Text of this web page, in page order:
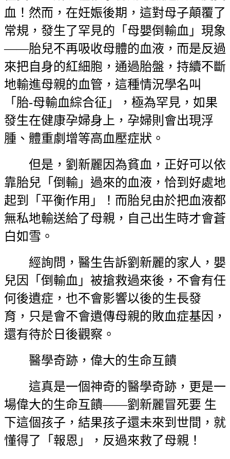
血！然而，在妊娠後期，這對母子顛覆了
常規，發生了罕見的「母嬰倒輸血」現象
——胎兒不再吸收母體的血液，而是反過
來把自身的紅細胞，通過胎盤，持續不斷
地輸進母親的血管，這種情況學名叫
「胎-母輸血綜合征」，極為罕見，如果
發生在健康孕婦身上，孕婦則會出現浮
腫、體重劇增等高血壓症狀。
但是，劉新麗因為貧血，正好可以依
靠胎兒「倒輸」過來的血液，恰到好處地
起到「平衡作用」！而胎兒由於把血液都
無私地輸送給了母親，自己出生時才會蒼
白如雪。
經詢問，醫生告訴劉新麗的家人，嬰
兒因「倒輸血」被搶救過來後，不會有任
何後遺症，也不會影響以後的生長發
育，只是會不會遺傳母親的敗血症基因，
還有待於日後觀察。
醫學奇跡，偉大的生命互饋
這真是一個神奇的醫學奇跡，更是一
場偉大的生命互饋——劉新麗冒死要 生
下這個孩子，結果孩子還未來到世間，就
懂得了「報恩」，反過來救了母親！